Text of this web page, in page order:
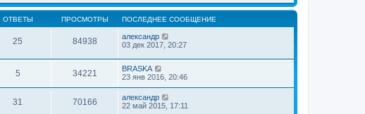
ОТВЕТЫ ПРОСМОТРЫ ПОСЛЕДНЕЕ СООБЩЕНИЕ
25 84938
александр
03 дек 2017, 20:27
5 34221
BRASKA
23 янв 2016, 20:46
31 70166
александр
22 май 2015, 17:11